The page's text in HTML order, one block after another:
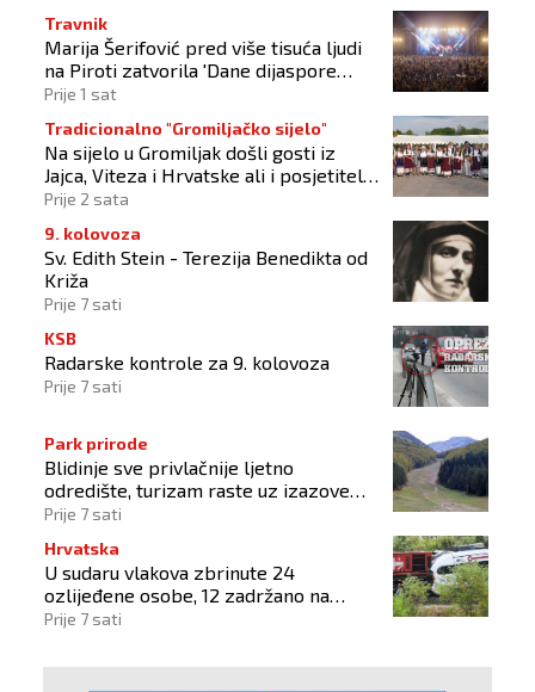
Travnik
Marija Šerifović pred više tisuća ljudi
na Piroti zatvorila 'Dane dijaspore
2026'
Prije 1 sat
Tradicionalno "Gromiljačko sijelo"
Na sijelo u Gromiljak došli gosti iz
Jajca, Viteza i Hrvatske ali i posjetitelji
od Austrije do Australije
Prije 2 sata
9. kolovoza
Sv. Edith Stein - Terezija Benedikta od
Križa
Prije 7 sati
KSB
Radarske kontrole za 9. kolovoza
Prije 7 sati
Park prirode
Blidinje sve privlačnije ljetno
odredište, turizam raste uz izazove
očuvanja prirode
Prije 7 sati
Hrvatska
U sudaru vlakova zbrinute 24
ozlijeđene osobe, 12 zadržano na
liječenju
Prije 7 sati